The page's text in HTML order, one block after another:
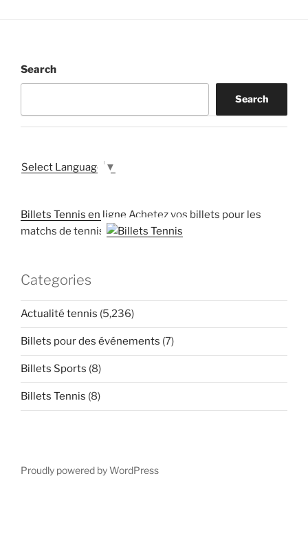
Search
Search
Select Language ▼
Billets Tennis en ligne Achetez vos billets pour les
matchs de tennis
Categories
Actualité tennis (5,236)
Billets pour des événements (7)
Billets Sports (8)
Billets Tennis (8)
Proudly powered by WordPress